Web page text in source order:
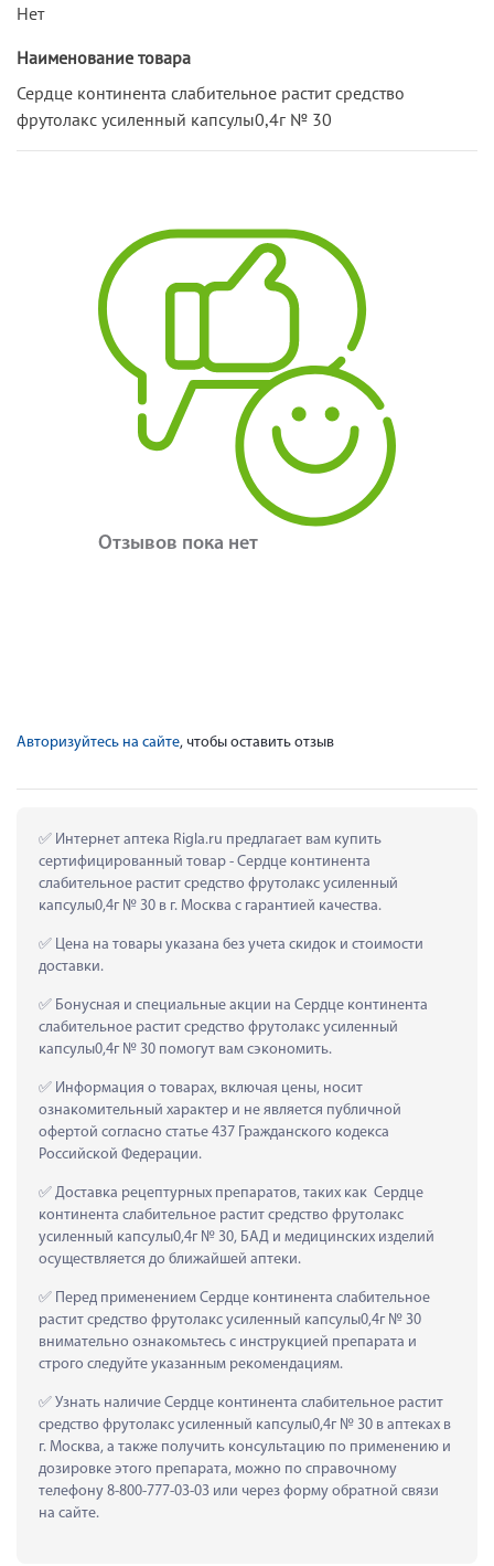
Нет
Наименование товара
Сердце континента слабительное растит средство
фрутолакс усиленный капсулы0,4г № 30
Отзывов пока нет
Авторизуйтесь на сайте, чтобы оставить отзыв
Интернет аптека Rigla.ru предлагает вам купить
сертифицированный товар - Сердце континента
слабительное растит средство фрутолакс усиленный
капсулы0,4г № 30 в г. Москва с гарантией качества.
Цена на товары указана без учета скидок и стоимости
доставки.
Бонусная и специальные акции на Сердце континента
слабительное растит средство фрутолакс усиленный
капсулы0,4г № 30 помогут вам сэкономить.
Информация о товарах, включая цены, носит
ознакомительный характер и не является публичной
офертой согласно статье 437 Гражданского кодекса
Российской Федерации.
Доставка рецептурных препаратов, таких как  Сердце
континента слабительное растит средство фрутолакс
усиленный капсулы0,4г № 30, БАД и медицинских изделий
осуществляется до ближайшей аптеки.
Перед применением Сердце континента слабительное
растит средство фрутолакс усиленный капсулы0,4г № 30
внимательно ознакомьтесь с инструкцией препарата и
строго следуйте указанным рекомендациям.
Узнать наличие Сердце континента слабительное растит
средство фрутолакс усиленный капсулы0,4г № 30 в аптеках в
г. Москва, а также получить консультацию по применению и
дозировке этого препарата, можно по справочному
телефону 8-800-777-03-03 или через форму обратной связи
на сайте.